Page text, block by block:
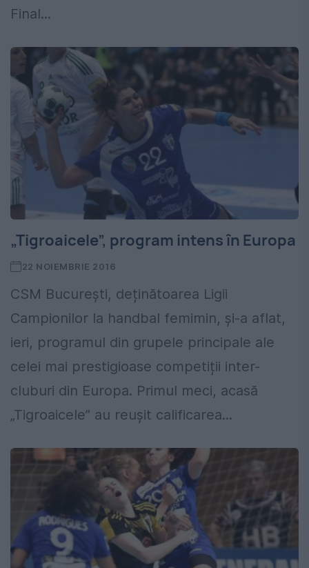
Final...
„Tigroaicele”, program intens în Europa
22 NOIEMBRIE 2016
CSM București, deținătoarea Ligii
Campionilor la handbal femimin, și-a aflat,
ieri, programul din grupele principale ale
celei mai prestigioase competiții inter-
cluburi din Europa. Primul meci, acasă
„Tigroaicele” au reușit calificarea...